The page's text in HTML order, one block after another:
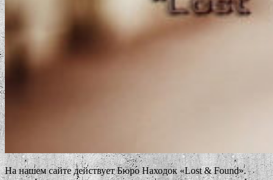
На нашем сайте действует Бюро Находок «Lost & Found».